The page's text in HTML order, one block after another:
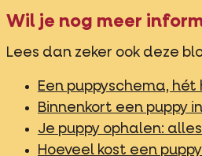
Wil je nog meer
Lees dan zeker ook deze
Een puppyschema,
Binnenkort een puppy
Je puppy ophalen:
Hoeveel kost een